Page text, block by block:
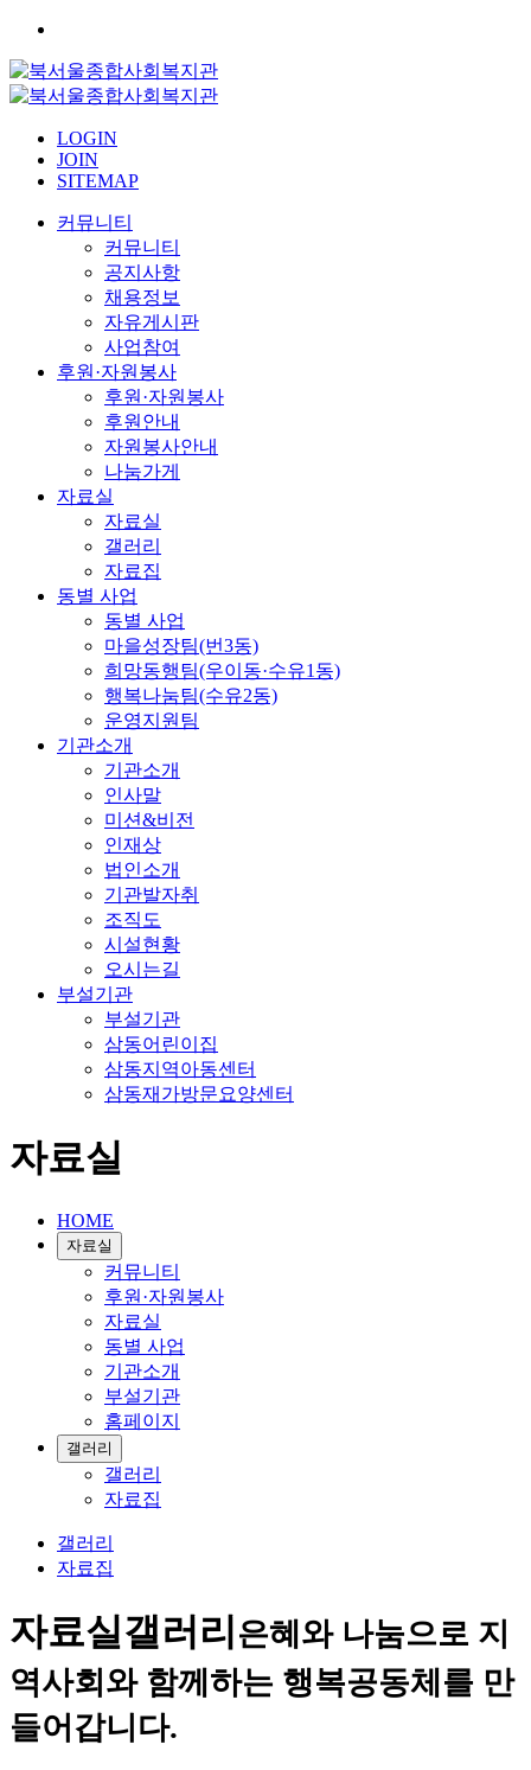
LOGIN
JOIN
SITEMAP
커뮤니티
커뮤니티
공지사항
채용정보
자유게시판
사업참여
후원·자원봉사
후원·자원봉사
후원안내
자원봉사안내
나눔가게
자료실
자료실
갤러리
자료집
동별 사업
동별 사업
마을성장팀(번3동)
희망동행팀(우이동·수유1동)
행복나눔팀(수유2동)
운영지원팀
기관소개
기관소개
인사말
미션&비전
인재상
법인소개
기관발자취
조직도
시설현황
오시는길
부설기관
부설기관
삼동어린이집
삼동지역아동센터
삼동재가방문요양센터
자료실
HOME
자료실
커뮤니티
후원·자원봉사
자료실
동별 사업
기관소개
부설기관
홈페이지
갤러리
갤러리
자료집
갤러리
자료집
자료실갤러리은혜와 나눔으로 지
역사회와 함께하는 행복공동체를 만
들어갑니다.